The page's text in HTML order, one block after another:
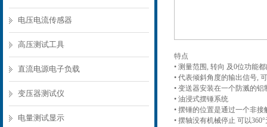
电压电流传感器
高压测试工具
直流电源电子负载
变压器测试仪
电量测试显示
特点
• 测量范围, 转向 及0位功能
• 代表倾斜角度的输出信号,
• 变送器安装在一个防溅的
• 油浸式摆锤系统
• 摆锤的位置是通过一个非
• 摆轴没有机械停止 可以